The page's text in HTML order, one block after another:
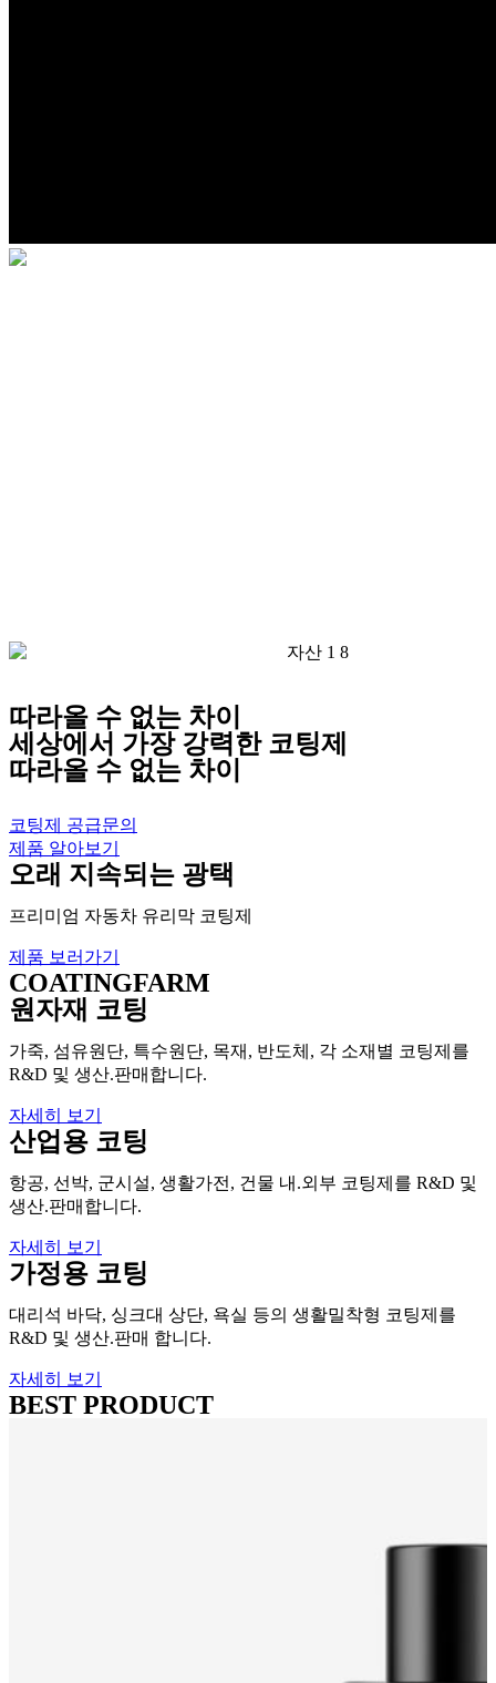
따라올 수 없는 차이
세상에서 가장 강력한 코팅제
따라올 수 없는 차이
코팅제 공급문의
제품 알아보기
오래 지속되는 광택
프리미엄 자동차 유리막 코팅제
제품 보러가기
COATINGFARM
원자재 코팅
가죽, 섬유원단, 특수원단, 목재, 반도체, 각 소재별 코팅제를
R&D 및 생산.판매합니다.
자세히 보기
산업용 코팅
항공, 선박, 군시설, 생활가전, 건물 내.외부 코팅제를 R&D 및
생산.판매합니다.
자세히 보기
가정용 코팅
대리석 바닥, 싱크대 상단, 욕실 등의 생활밀착형 코팅제를
R&D 및 생산.판매 합니다.
자세히 보기
BEST PRODUCT